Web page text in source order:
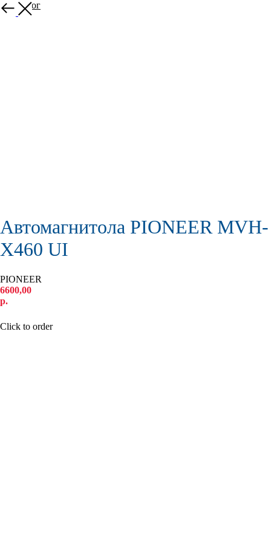
В каталог
Автомагнитола PIONEER MVH-
X460 UI
PIONEER
6600,00
р.
Click to order